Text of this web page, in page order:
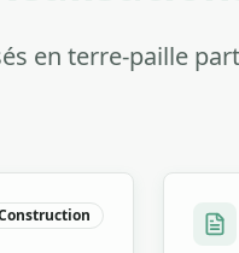
en terre-paille